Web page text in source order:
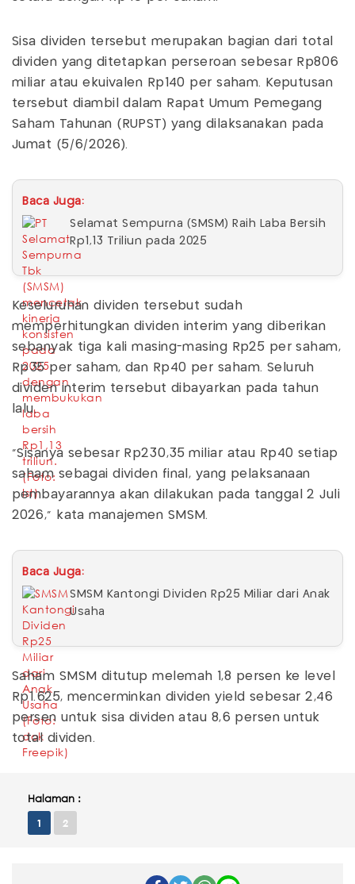
Sisa dividen tersebut merupakan bagian dari total
dividen yang ditetapkan perseroan sebesar Rp806
miliar atau ekuivalen Rp140 per saham. Keputusan
tersebut diambil dalam Rapat Umum Pemegang
Saham Tahunan (RUPST) yang dilaksanakan pada
Jumat (5/6/2026).
Baca Juga:
Selamat Sempurna (SMSM) Raih Laba Bersih
Rp1,13 Triliun pada 2025
Keseluruhan dividen tersebut sudah
memperhitungkan dividen interim yang diberikan
sebanyak tiga kali masing-masing Rp25 per saham,
Rp35 per saham, dan Rp40 per saham. Seluruh
dividen interim tersebut dibayarkan pada tahun
lalu.
"Sisanya sebesar Rp230,35 miliar atau Rp40 setiap
saham sebagai dividen final, yang pelaksanaan
pembayarannya akan dilakukan pada tanggal 2 Juli
2026," kata manajemen SMSM.
Baca Juga:
SMSM Kantongi Dividen Rp25 Miliar dari Anak
Usaha
Saham SMSM ditutup melemah 1,8 persen ke level
Rp1.625, mencerminkan dividen yield sebesar 2,46
persen untuk sisa dividen atau 8,6 persen untuk
total dividen.
Halaman :
1 2